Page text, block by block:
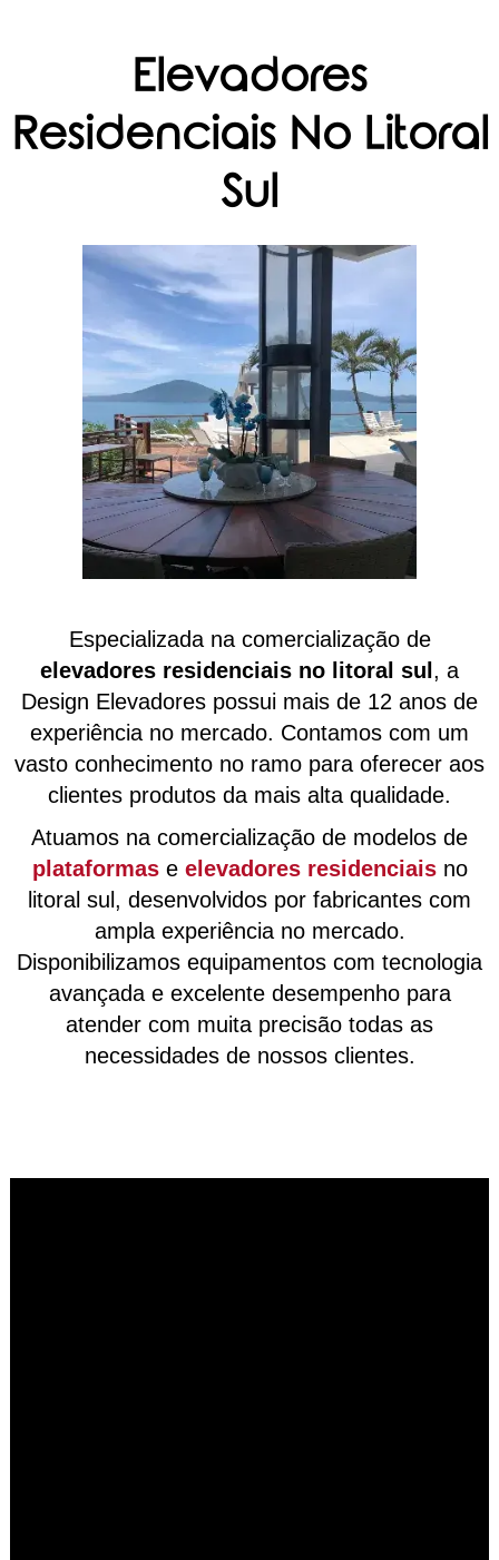
Elevadores
Residenciais No Litoral
Sul
Especializada na comercialização de
elevadores residenciais no litoral sul , a
Design Elevadores possui mais de 12 anos de
experiência no mercado. Contamos com um
vasto conhecimento no ramo para oferecer aos
clientes produtos da mais alta qualidade.
Atuamos na comercialização de modelos de
plataformase elevadores residenciais no
litoral sul, desenvolvidos por fabricantes com
ampla experiência no mercado.
Disponibilizamos equipamentos com tecnologia
avançada e excelente desempenho para
atender com muita precisão todas as
necessidades de nossos clientes.